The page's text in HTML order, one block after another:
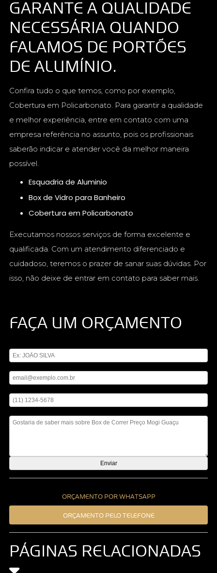
GARANTE A QUALIDADE
NECESSÁRIA QUANDO
FALAMOS DE PORTÕES
DE ALUMÍNIO.
Confira tudo o que temos, como por exemplo,
Cobertura em Policarbonato. Para garantir a qualidade
e melhor experiência, entre em contato com uma
empresa referência no assunto, pois os profissionais
saberão indicar e atender você da melhor maneira
possível.
Esquadria de Aluminio
Box de Vidro para Banheiro
Cobertura em Policarbonato
Executamos nossos serviços de forma excelente e
qualificada. Com um atendimento diferenciado e
cuidadoso, teremos o prazer de sanar suas dúvidas. Por
isso, não deixe de entrar em contato para saber mais.
FAÇA UM ORÇAMENTO
ORÇAMENTO POR WHATSAPP
ORÇAMENTO PELO TELEFONE
PÁGINAS RELACIONADAS